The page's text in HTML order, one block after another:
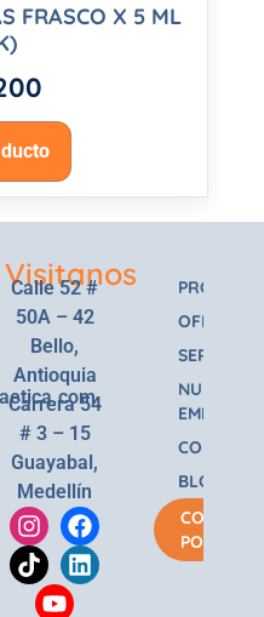
FRASCO X 5 ML
Visitanos
Calle 52 #
50A – 42
Bello,
Antioquia
Carrera 54
# 3 – 15
Guayabal,
Medellín
OFERTAS
SERVICIOS
NUESTRA
EMPRESA
BLOG
COMPRA
POR